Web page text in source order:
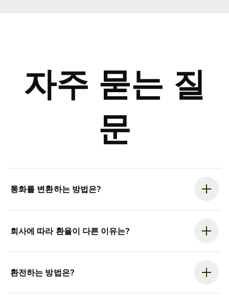
자주 묻는 질
문
통화를 변환하는 방법은?
회사에 따라 환율이 다른 이유는?
환전하는 방법은?